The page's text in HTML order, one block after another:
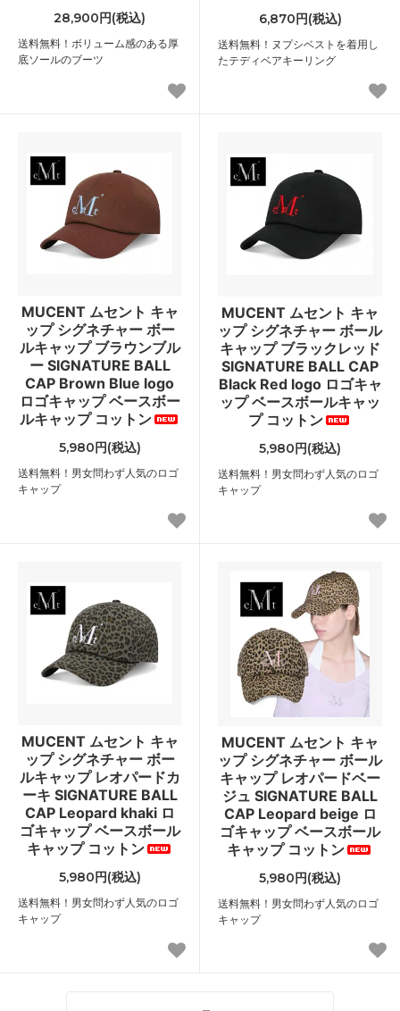
28,900円(税込)
送料無料！ボリューム感のある厚
底ソールのブーツ
6,870円(税込)
送料無料！ヌプシベストを着用し
たテディベアキーリング
MUCENT ムセント キャ
ップ シグネチャー ボー
ルキャップ ブラウンブル
ー SIGNATURE BALL
CAP Brown Blue logo
ロゴキャップ ベースボー
ルキャップ コットン
5,980円(税込)
送料無料！男女問わず人気のロゴ
キャップ
MUCENT ムセント キャ
ップ シグネチャー ボール
キャップ ブラックレッド
SIGNATURE BALL CAP
Black Red logo ロゴキャ
ップ ベースボールキャッ
プ コットン
5,980円(税込)
送料無料！男女問わず人気のロゴ
キャップ
MUCENT ムセント キャ
ップ シグネチャー ボー
ルキャップ レオパードカ
ーキ SIGNATURE BALL
CAP Leopard khaki ロ
ゴキャップ ベースボール
キャップ コットン
5,980円(税込)
送料無料！男女問わず人気のロゴ
キャップ
MUCENT ムセント キャ
ップ シグネチャー ボール
キャップ レオパードベー
ジュ SIGNATURE BALL
CAP Leopard beige ロ
ゴキャップ ベースボール
キャップ コットン
5,980円(税込)
送料無料！男女問わず人気のロゴ
キャップ